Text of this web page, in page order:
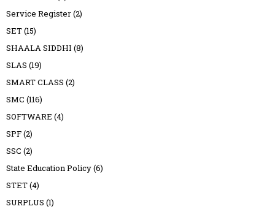
Service Register(2)
SET(15)
SHAALA SIDDHI (8)
SLAS (19)
SMART CLASS (2)
SMC (116)
SOFTWARE (4)
SPF(2)
SSC (2)
State Education Policy(6)
STET(4)
SURPLUS (1)